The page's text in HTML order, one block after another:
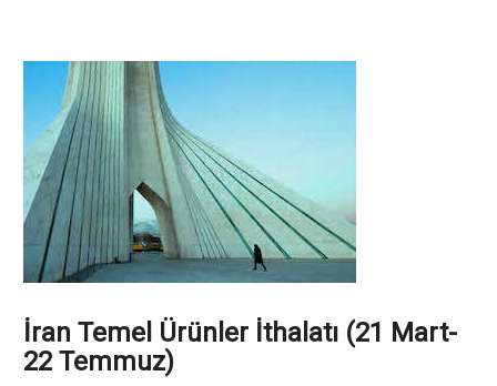
İran Temel Ürünler İthalatı (21 Mart-
22 Temmuz)